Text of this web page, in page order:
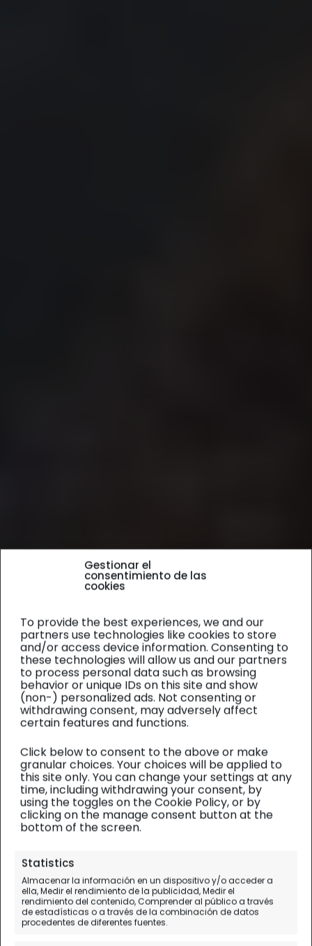
Gestionar el
consentimiento de las
cookies
To provide the best experiences, we and our
partners use technologies like cookies to store
and/or access device information. Consenting to
these technologies will allow us and our partners
to process personal data such as browsing
behavior or unique IDs on this site and show
(non-) personalized ads. Not consenting or
withdrawing consent, may adversely affect
certain features and functions.
Click below to consent to the above or make
granular choices. Your choices will be applied to
this site only. You can change your settings at any
time, including withdrawing your consent, by
using the toggles on the Cookie Policy, or by
clicking on the manage consent button at the
bottom of the screen.
Statistics
Almacenar la información en un dispositivo y/o acceder a
ella, Medir el rendimiento de la publicidad, Medir el
rendimiento del contenido, Comprender al público a través
de estadísticas o a través de la combinación de datos
procedentes de diferentes fuentes.
Suiza y Liechtenstein
Swiss Travel Pass: PRECIO,
OPINIÓN y ¿merece la pena?